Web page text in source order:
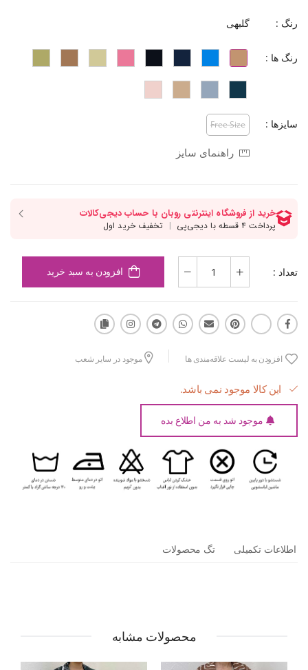
رنگ : گلبهی
رنگ ها :
سایزها : Free Size
راهنمای سایز
تعداد : افزودن به سبد خرید
افزودن به لیست علاقه‌مندی ها موجود در سایر شعب
این کالا موجود نمی باشد.
موجود شد به من اطلاع بده
اطلاعات تکمیلی تگ محصولات
محصولات مشابه